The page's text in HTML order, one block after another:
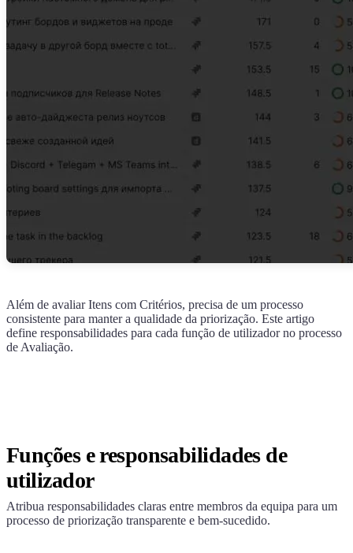
Além de avaliar Itens com Critérios, precisa de um processo
consistente para manter a qualidade da priorização. Este artigo
define responsabilidades para cada função de utilizador no processo
de Avaliação.
Funções e responsabilidades de
utilizador
Atribua responsabilidades claras entre membros da equipa para um
processo de priorização transparente e bem-sucedido.